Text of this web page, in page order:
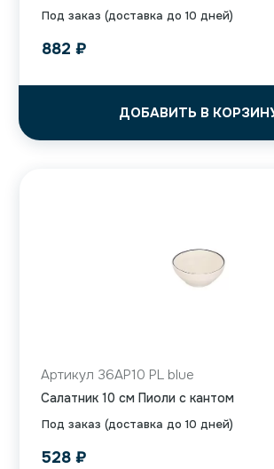
Под заказ (доставка до 10 дней)
882 ₽
ДОБАВИТЬ В
Под заказ (доставка до 10 дней)
Артикул 36AP10 PL blue
Салатник 10 см Пиоли с кантом
528 ₽